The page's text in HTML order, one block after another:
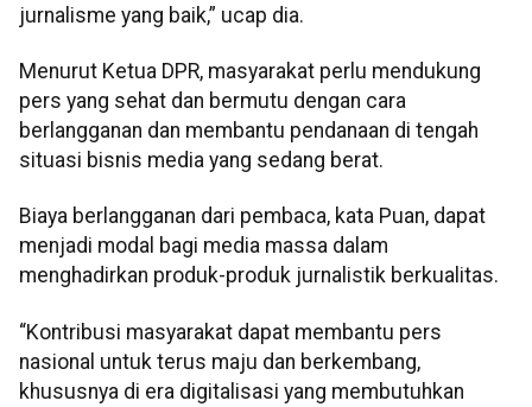
jurnalisme yang baik,” ucap dia.
Menurut Ketua DPR, masyarakat perlu mendukung
pers yang sehat dan bermutu dengan cara
berlangganan dan membantu pendanaan di tengah
situasi bisnis media yang sedang berat.
Biaya berlangganan dari pembaca, kata Puan, dapat
menjadi modal bagi media massa dalam
menghadirkan produk-produk jurnalistik berkualitas.
“Kontribusi masyarakat dapat membantu pers
nasional untuk terus maju dan berkembang,
khususnya di era digitalisasi yang membutuhkan